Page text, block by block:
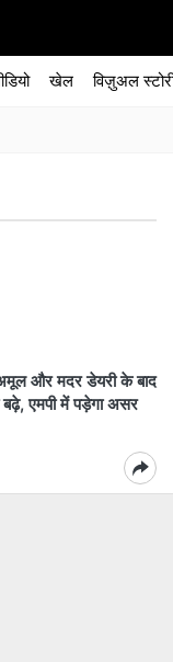
खेल विज़ुअल
और मदर डेयरी के बाद
एमपी में पड़ेगा असर